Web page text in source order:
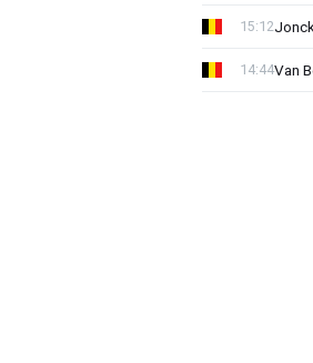
15:12
Van
14:44